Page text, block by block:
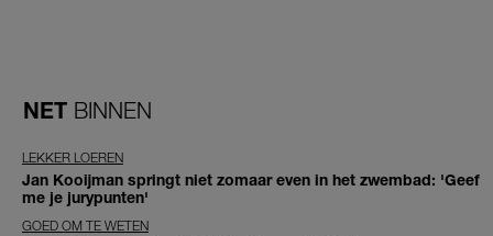
NET BINNEN
LEKKER LOEREN
Jan Kooijman springt niet zomaar even in het zwembad: 'Geef
me je jurypunten'
GOED OM TE WETEN